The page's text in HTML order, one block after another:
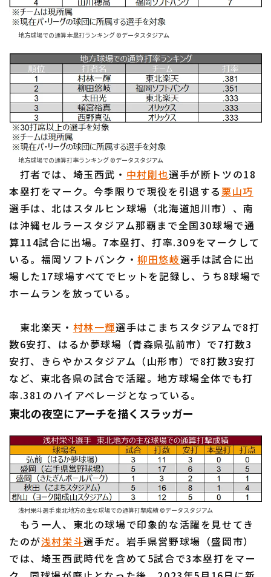
地方球場での通算本塁打ランキング ©データスタジアム
地方球場での通算打率ランキング ©データスタジアム
打者では、埼玉西武・ 中村剛也選手が断トツの18
本塁打をマーク。今季限りで現役を引退する栗山巧
選手は、北はスタルヒン球場（北海道旭川市）、南
は沖縄セルラースタジアム那覇まで全国30球場で通
算114試合に出場。7本塁打、打率.309をマークして
いる。福岡ソフトバンク・柳田悠岐選手は試合に出
場した17球場すべてでヒットを記録し、うち8球場で
ホームランを放っている。
東北楽天・ 村林一輝選手はこまちスタジアムで8打
数6安打、はるか夢球場（青森県弘前市）で7打数3
安打、きらやかスタジアム（山形市）で8打数3安打
など、東北各県の試合で活躍。地方球場全体でも打
率.381のハイアベレージとなっている。
東北の夜空にアーチを描くスラッガー
浅村栄斗選手 東北地方の主な球場での通算打撃成績 ©データスタジアム
もう一人、東北の球場で印象的な活躍を見せてき
たのが浅村栄斗選手だ。岩手県営野球場（盛岡市）
では、埼玉西武時代を含めて5試合で3本塁打をマー